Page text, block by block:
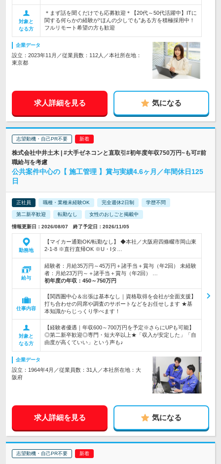
対象と
なる方
＊まず話を聞くだけでも応募歓迎＊【20代～50代活躍中】ITに
関する何らかの経験が“ほんの少しでも”ある方を積極採用中！
フルリモート希望の方も歓迎
企業データ
設立：2023年11月／従業員数：112人／本社所在地：
東京都
求人詳細を見る 気になる
志望動機・自己PR不要
株式会社中井土木 | #大手ゼネコンと直取引#初年度年収750万円~も可#前
職給与を考慮
公共案件中心の【 施工管理 】賞与実績4.6ヶ月／年間休日125
日
正社員 職種・業種未経験OK 完全週休2日制 学歴不問
第二新卒歓迎 転勤なし 女性のおしごと掲載中
情報更新日：2026/08/07 終了予定日：2026/11/05
勤務地
【マイカー通勤OK/転勤なし】 ◆本社／大阪府四條畷市岡山東
2-1-8 ※直行直帰OK ※U・Iタ…
給与
経験者：月給35万円～45万円＋諸手当＋賞与（年2回） 未経験
者：月給23万円～＋諸手当＋賞与（年2回） …
初年度の年収： 450～750万円
仕事内容
【関西圏中心＆出張は基本なし｜資格取得を会社が全面支援】
打ち合わせの同席や調査のサポートなどをお任せします ★基
本知識からじっくり学べます！
対象と
なる方
【経験者優遇｜年収600～700万円を予定※さらにUPも可能】
◎第二新卒歓迎◎専門・短大卒以上★「収入が安定した」「自
由度が高くていい」という声も♪
企業データ
設立：1964年4月／従業員数：31人／本社所在地：大
阪府
求人詳細を見る 気になる
志望動機・自己PR不要